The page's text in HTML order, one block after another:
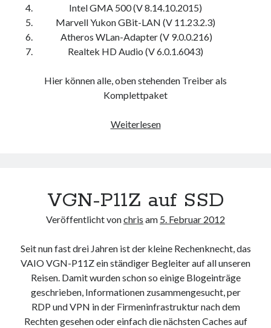
Intel GMA 500 (V 8.14.10.2015)
Marvell Yukon GBit-LAN (V 11.23.2.3)
Atheros WLan-Adapter (V 9.0.0.216)
Realtek HD Audio (V 6.0.1.6043)
Hier können alle, oben stehenden Treiber als
Komplettpaket
WeiterlesenTreiberupdate
VGN-P11Z auf SSD
Veröffentlicht vonchris am 5. Februar 2012
Seit nun fast drei Jahren ist der kleine Rechenknecht, das
VAIO VGN-P11Z ein ständiger Begleiter auf all unseren
Reisen. Damit wurden schon so einige Blogeinträge
geschrieben, Informationen zusammengesucht, per
RDP und VPN in der Firmeninfrastruktur nach dem
Rechten gesehen oder einfach die nächsten Caches auf